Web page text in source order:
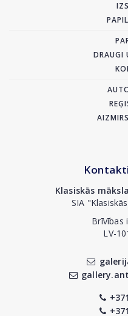
DRAUGI
Klasiskās
SIA
Brīvības
LV-